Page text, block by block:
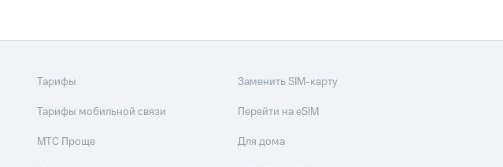
Тарифы
Тарифы мобильной связи
МТС Проще
Заменить SIM-карту
Перейти на eSIM
Для дома